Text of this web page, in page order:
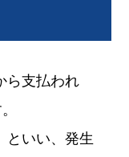
ら支払われ
といい、発生